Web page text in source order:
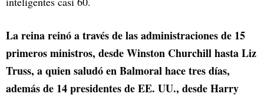
La reina reinó a través de las administraciones de 15
primeros ministros, desde Winston Churchill hasta Liz
Truss, a quien saludó en Balmoral hace tres días,
además de 14 presidentes de EE. UU., desde Harry